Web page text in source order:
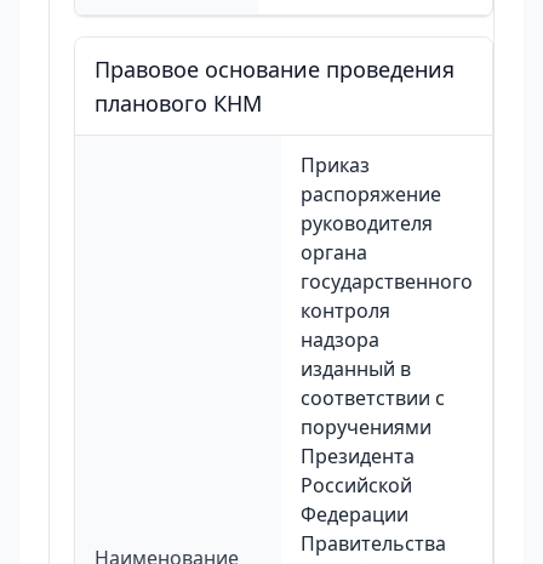
Правовое основание проведения
планового КНМ
Наименование
Приказ
распоряжение
руководителя
органа
государственного
контроля
надзора
изданный в
соответствии с
поручениями
Президента
Российской
Федерации
Правительства